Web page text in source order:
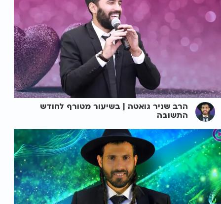
הרב שניר גואטה | בשיעור מטורף לחודש
התשובה